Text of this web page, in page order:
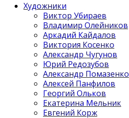
Художники
Виктор Убираев
Владимир Олейников
Аркадий Кайдалов
Виктория Косенко
Александр Чугунов
Юрий Редозубов
Александр Помазенко
Алексей Панфилов
Георгий Ольков
Екатерина Мельник
Евгений Корж